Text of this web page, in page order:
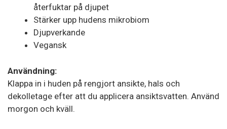
återfuktar på djupet
Stärker upp hudens mikrobiom
Djupverkande
Vegansk
Användning:
Klappa in i huden på rengjort ansikte, hals och
dekolletage efter att du applicera ansiktsvatten. Använd
morgon och kväll.